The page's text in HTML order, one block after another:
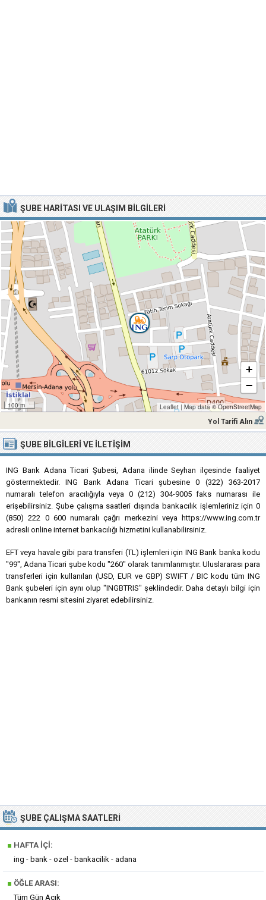
ŞUBE HARITASI VE ULAŞIM BILGILERI
100 m
+
−
Leaflet | Map data ©OpenStreetMap
Yol Tarifi Alın
ŞUBE BILGILERI VE İLETIŞIM
ING Bank Adana Ticari Şubesi, Adana ilinde Seyhan ilçesinde faaliyet
göstermektedir. ING Bank Adana Ticari şubesine 0 (322) 363-2017
numaralı telefon aracılığıyla veya 0 (212) 304-9005 faks numarası ile
erişebilirsiniz. Şube çalışma saatleri dışında bankacılık işlemleriniz için 0
(850) 222 0 600 numaralı çağrı merkezini veya https://www.ing.com.tr
adresli online internet bankacılığı hizmetini kullanabilirsiniz.
EFT veya havale gibi para transferi (TL) işlemleri için ING Bank banka kodu
"99", Adana Ticari şube kodu "260" olarak tanımlanmıştır. Uluslararası para
transferleri için kullanılan (USD, EUR ve GBP) SWIFT / BIC kodu tüm ING
Bank şubeleri için aynı olup "INGBTRIS" şeklindedir. Daha detaylı bilgi için
bankanın resmi sitesini ziyaret edebilirsiniz.
ŞUBE ÇALIŞMA SAATLERI
■ HAFTA İÇI:
ing - bank - ozel - bankacilik - adana
■ ÖĞLE ARASI:
Tüm Gün Açık